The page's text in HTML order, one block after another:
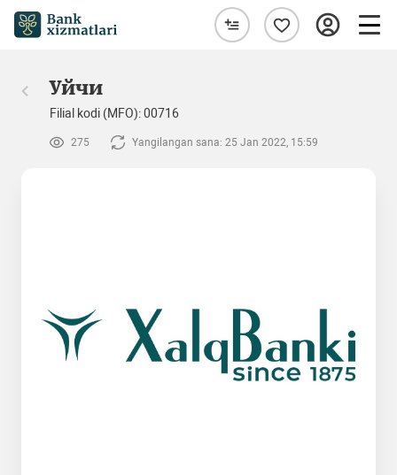
Уйчи
Filial kodi (MFO): 00716
275 Yangilangan sana: 25 Jan 2022, 15:59